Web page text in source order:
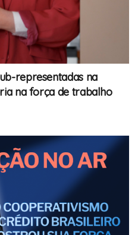
representadas na
na força de trabalho